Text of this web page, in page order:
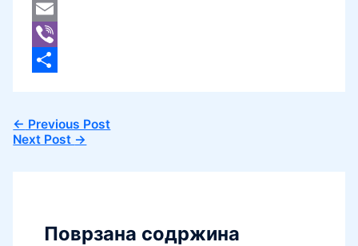
LinkedIn
Email
Viber
← Previous Post
Next Post →
Поврзана содржина